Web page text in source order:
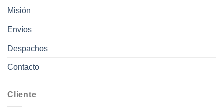
Misión
Envíos
Despachos
Contacto
Cliente